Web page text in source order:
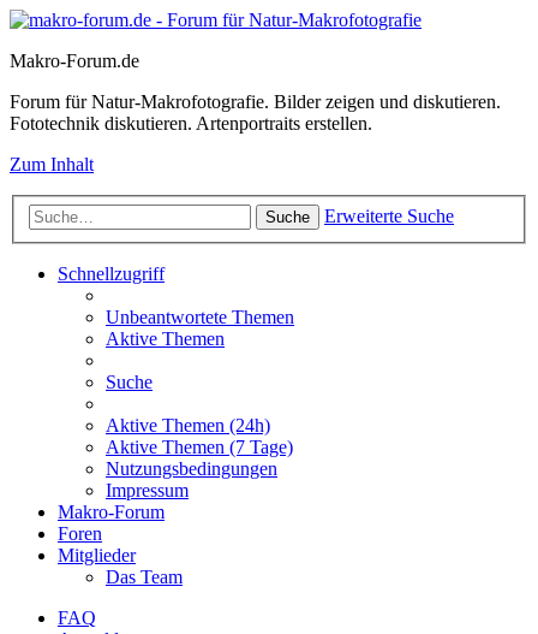
Makro-Forum.de
Forum für Natur-Makrofotografie. Bilder zeigen und diskutieren.
Fototechnik diskutieren. Artenportraits erstellen.
Zum Inhalt
Suche Erweiterte Suche
Schnellzugriff
Unbeantwortete Themen
Aktive Themen
Suche
Aktive Themen (24h)
Aktive Themen (7 Tage)
Nutzungsbedingungen
Impressum
Makro-Forum
Foren
Mitglieder
Das Team
FAQ